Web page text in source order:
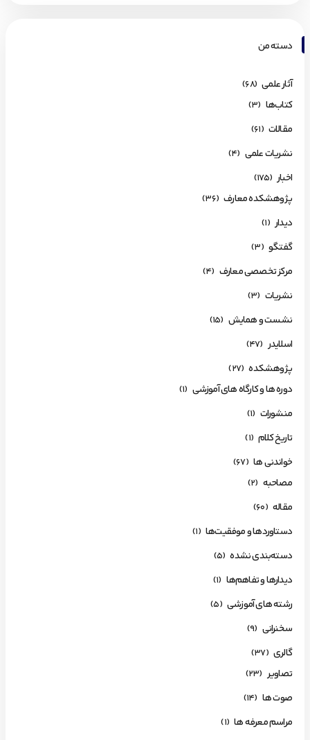
دسته من
آثار علمی (68)
کتاب‌ها (3)
مقالات (61)
نشریات علمی (4)
اخبار (175)
پژوهشکده معارف (36)
دیدار (1)
گفتگو (3)
مرکز تخصصی معارف (4)
نشریات (3)
نشست و همایش (15)
اسلایدر (47)
پژوهشکده (27)
دوره ها و کارگاه های آموزشی (1)
منشورات (1)
تاریخ کلام (1)
خواندنی ها (67)
مصاحبه (2)
مقاله (60)
دستاوردها و موفقیت‌ها (1)
دسته‌بندی نشده (5)
دیدارها و تفاهم‌ها (1)
رشته های آموزشی (5)
سخنرانی (9)
گالری (37)
تصاویر (23)
صوت ها (14)
مراسم معرفه ها (1)